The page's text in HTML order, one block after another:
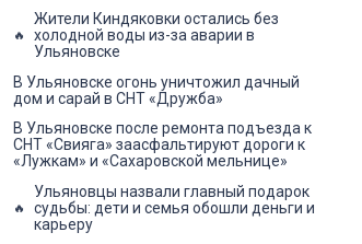
Жители Киндяковки остались без
холодной воды из-за аварии в
Ульяновске
В Ульяновске огонь уничтожил дачный
дом и сарай в СНТ «Дружба»
В Ульяновске после ремонта подъезда к
СНТ «Свияга» заасфальтируют дороги к
«Лужкам» и «Сахаровской мельнице»
Ульяновцы назвали главный подарок
судьбы: дети и семья обошли деньги и
карьеру